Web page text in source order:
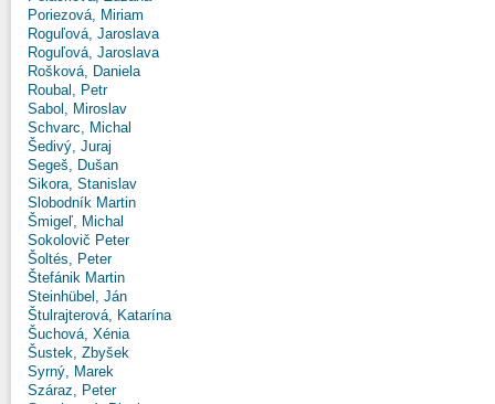
Poriezová, Miriam
Roguľová, Jaroslava
Roguľová, Jaroslava
Rošková, Daniela
Roubal, Petr
Sabol, Miroslav
Schvarc, Michal
Šedivý, Juraj
Segeš, Dušan
Sikora, Stanislav
Slobodník Martin
Šmigeľ, Michal
Sokolovič Peter
Šoltés, Peter
Štefánik Martin
Steinhübel, Ján
Štulrajterová, Katarína
Šuchová, Xénia
Šustek, Zbyšek
Syrný, Marek
Száraz, Peter